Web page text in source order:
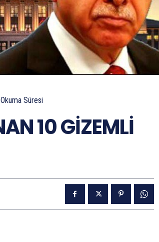
Okuma Süresi
10 GİZEMLİ